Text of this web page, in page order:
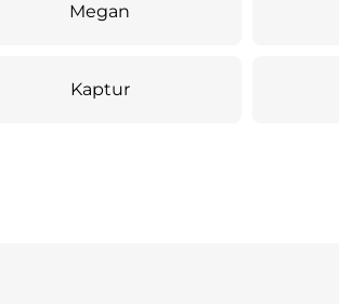
Megan
Kaptur